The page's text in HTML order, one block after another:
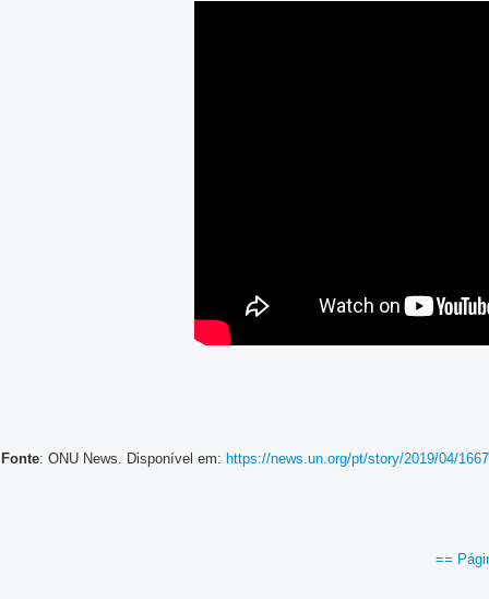
Fonte: ONU News. Disponível em: https://news.un.org/pt/story/2019/04/
==